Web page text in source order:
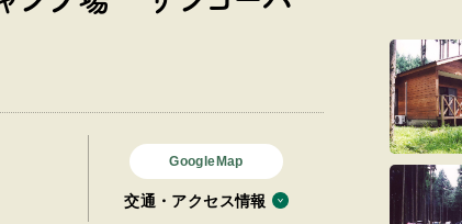
GoogleMap
交通・アクセス情報